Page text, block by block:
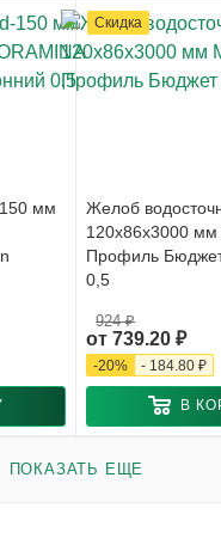
мм
Скидка
Желоб
120x86x3000
Профиль
0,5
от 739.20 ₽
924 ₽
-20% - 184.80 ₽
В
ПОКАЗАТЬ ЕЩЕ